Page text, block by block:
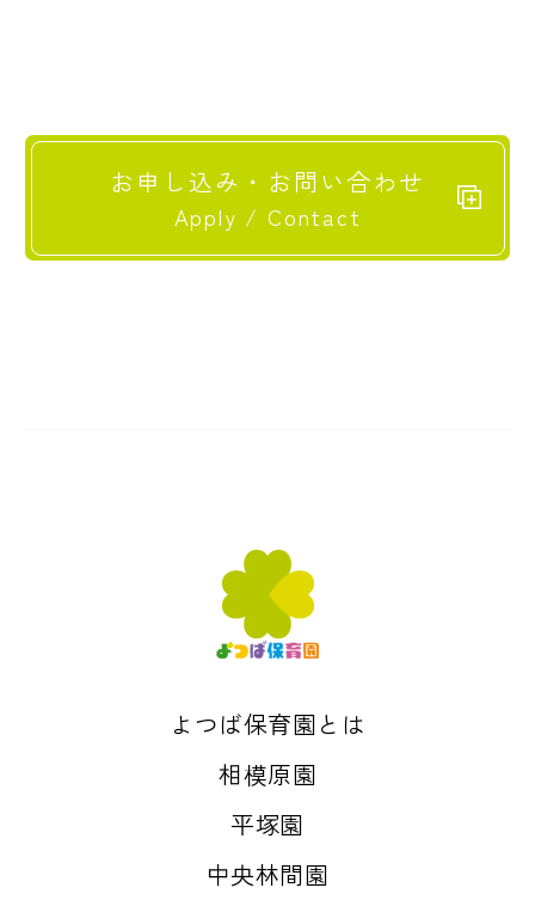
お申し込み・お問い合わせ
Apply / Contact
よつば保育園とは
相模原園
平塚園
中央林間園